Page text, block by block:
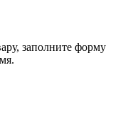
заполните форму